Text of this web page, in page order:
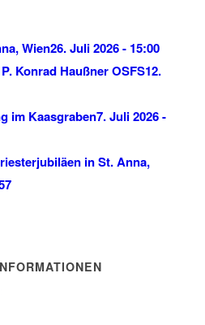
Wien26. Juli 2026 - 15:00
Konrad Haußner OSFS12.
im Kaasgraben7. Juli 2026 -
in St. Anna,